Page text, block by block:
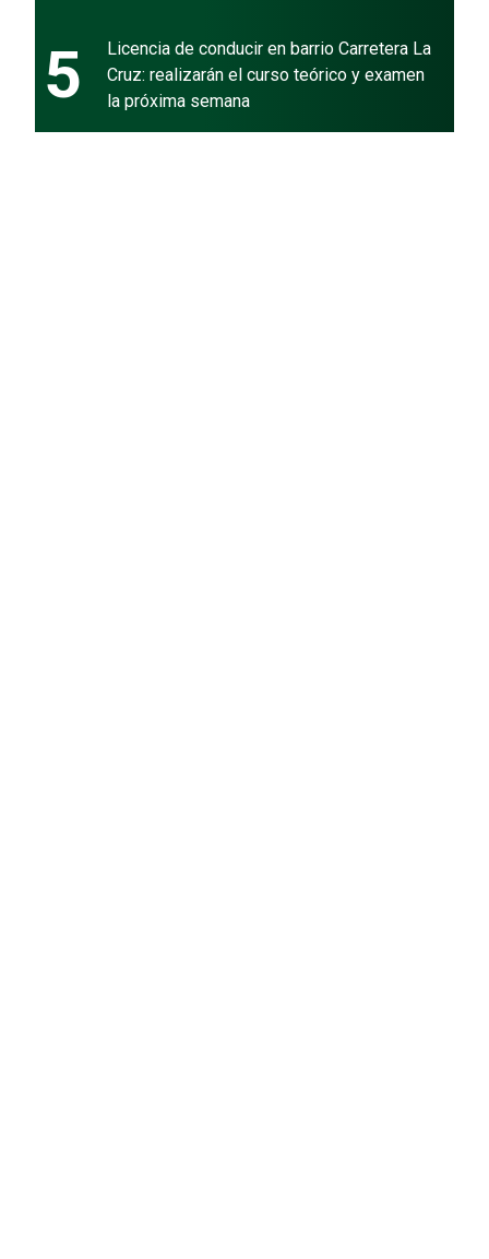
5
Licencia de conducir en barrio Carretera La
Cruz: realizarán el curso teórico y examen
la próxima semana